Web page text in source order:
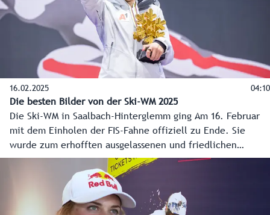
16.02.2025 04:10
Die besten Bilder von der Ski-WM 2025
Die Ski-WM in Saalbach-Hinterglemm ging Am 16. Februar
mit dem Einholen der FIS-Fahne offiziell zu Ende. Sie
wurde zum erhofften ausgelassenen und friedlichen
Skifest, einem WM-Märchen 2.0. Die insgesamt rund
175.000 Fans im Zielstadion und entlang der Strecke
werden sich noch lange an die spannenden Entscheidungen
und wundervollen Bilder erinnern.